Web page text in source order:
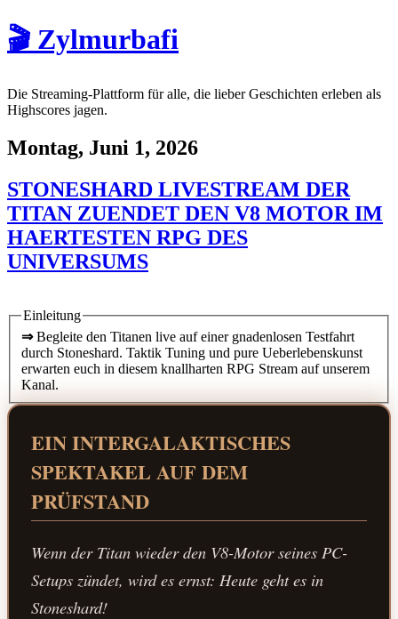
🎬 Zylmurbafi
Die Streaming-Plattform für alle, die lieber Geschichten erleben als
Highscores jagen.
Montag, Juni 1, 2026
STONESHARD LIVESTREAM DER
TITAN ZUENDET DEN V8 MOTOR IM
HAERTESTEN RPG DES
UNIVERSUMS
Einleitung
⇒Begleite den Titanen live auf einer gnadenlosen Testfahrt
durch Stoneshard. Taktik Tuning und pure Ueberlebenskunst
erwarten euch in diesem knallharten RPG Stream auf unserem
Kanal.
EIN INTERGALAKTISCHES
SPEKTAKEL AUF DEM
PRÜFSTAND
Wenn der Titan wieder den V8-Motor seines PC-
Setups zündet, wird es ernst: Heute geht es in
Stoneshard!